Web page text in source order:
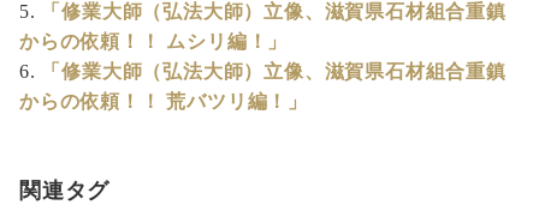
「修業大師（弘法大師）立像、滋賀県石材組合重鎮
からの依頼！！ ムシリ編！」
「修業大師（弘法大師）立像、滋賀県石材組合重鎮
からの依頼！！ 荒バツリ編！」
関連タグ